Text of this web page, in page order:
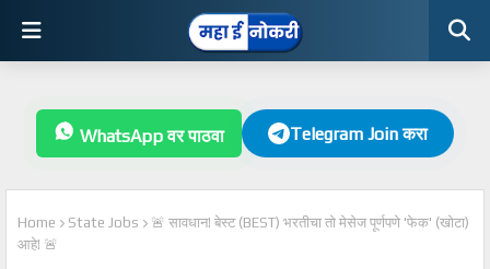
WhatsApp वर पाठवा Telegram Join करा
Home State Jobs
🚨 सावधान! बेस्ट (BEST) भरतीचा तो मेसेज पूर्णपणे 'फेक' (खोटा)
आहे! 🚨